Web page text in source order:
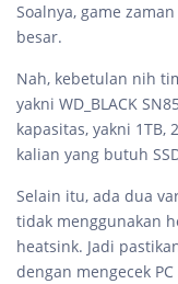
Soalnya, game
besar.
Nah, kebetulan nih
yakni WD_BLACK
kapasitas, yakni 1TB,
kalian yang butuh
Selain itu, ada dua
tidak menggunakan
heatsink. Jadi
dengan mengecek